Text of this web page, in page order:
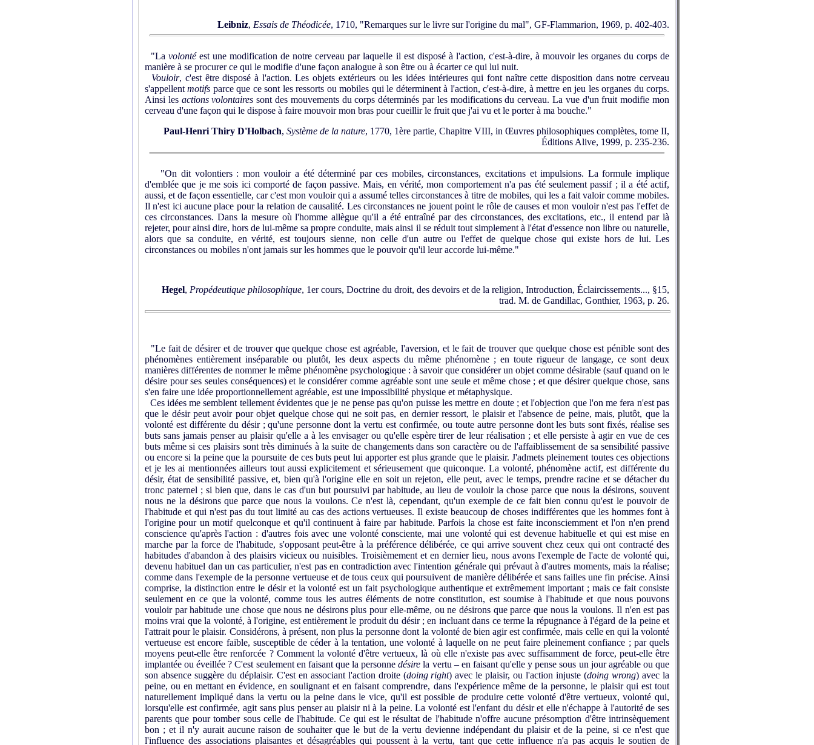
Leibniz, Essais de Théodicée, 1710, "Remarques sur le livre sur l'origine du mal", GF-Flammarion, 1969, p. 402-403.
"Lavolontéest une modification de notre cerveau par laquelle il est disposé à l'action, c'est-à-dire, à mouvoir les organes du corps de
manière à se procurer ce qui le modifie d'une façon analogue à son être ou à écarter ce qui lui nuit.
Vouloir, c'est être disposé à l'action. Les objets extérieurs ou les idées intérieures qui font naître cette disposition dans notre cerveau
s'appellentmotifs parce que ce sont les ressorts ou mobiles qui le déterminent à l'action, c'est-à-dire, à mettre en jeu les organes du corps.
Ainsi les actions volontaires sont des mouvements du corps déterminés par les modifications du cerveau. La vue d'un fruit modifie mon
cerveau d'une façon qui le dispose à faire mouvoir mon bras pour cueillir le fruit que j'ai vu et le porter à ma bouche."
Paul-Henri Thiry D'Holbach, Système de la nature, 1770, 1ère partie, Chapitre VIII, in Œuvres philosophiques complètes, tome II,
Éditions Alive, 1999, p. 235-236.
"On dit volontiers : mon vouloir a été déterminé par ces mobiles, circonstances, excitations et impulsions. La formule implique
d'emblée que je me sois ici comporté de façon passive. Mais, en vérité, mon comportement n'a pas été seulement passif ; il a été actif,
aussi, et de façon essentielle, car c'est mon vouloir qui a assumé telles circonstances à titre de mobiles, qui les a fait valoir comme mobiles.
Il n'est ici aucune place pour la relation de causalité. Les circonstances ne jouent point le rôle de causes et mon vouloir n'est pas l'effet de
ces circonstances. Dans la mesure où l'homme allègue qu'il a été entraîné par des circonstances, des excitations, etc., il entend par là
rejeter, pour ainsi dire, hors de lui-même sa propre conduite, mais ainsi il se réduit tout simplement à l'état d'essence non libre ou naturelle,
alors que sa conduite, en vérité, est toujours sienne, non celle d'un autre ou l'effet de quelque chose qui existe hors de lui. Les
circonstances ou mobiles n'ont jamais sur les hommes que le pouvoir qu'il leur accorde lui-même."
Hegel, Propédeutique philosophique, 1er cours, Doctrine du droit, des devoirs et de la religion, Introduction, Éclaircissements..., §15,
trad. M. de Gandillac, Gonthier, 1963, p. 26.
"Le fait de désirer et de trouver que quelque chose est agréable, l'aversion, et le fait de trouver que quelque chose est pénible sont des
phénomènes entièrement inséparable ou plutôt, les deux aspects du même phénomène ; en toute rigueur de langage, ce sont deux
manières différentes de nommer le même phénomène psychologique : à savoir que consi­dérer un objet comme désirable (sauf quand on le
désire pour ses seules conséquences) et le considérer comme agréable sont une seule et même chose ; et que désirer quelque chose, sans
s'en faire une idée proportionnelle­ment agréable, est une impossibilité physique et méta­physique.
Ces idées me semblent tellement évidentes que je ne pense pas qu'on puisse les mettre en doute ; et l'objection que l'on me fera n'est pas
que le désir peut avoir pour objet quelque chose qui ne soit pas, en dernier ressort, le plaisir et l'absence de peine, mais, plu­tôt, que la
volonté est différente du désir ; qu'une per­sonne dont la vertu est confirmée, ou toute autre personne dont les buts sont fixés, réalise ses
buts sans jamais penser au plaisir qu'elle a à les envisager ou qu'elle espère tirer de leur réalisation ; et elle persiste à agir en vue de ces
buts même si ces plaisirs sont très diminués à la suite de changements dans son caractère ou de l'affaiblissement de sa sensibilité passive
ou encore si la peine que la poursuite de ces buts peut lui apporter est plus grande que le plaisir. J'admets pleine­ment toutes ces objections
et je les ai mentionnées ailleurs tout aussi explicitement et sérieusement que qui­conque. La volonté, phénomène actif, est différente du
désir, état de sensibilité passive, et, bien qu'à l'origine elle en soit un rejeton, elle peut, avec le temps, prendre racine et se détacher du
tronc paternel ; si bien que, dans le cas d'un but poursuivi par habitude, au lieu de vouloir la chose parce que nous la désirons, souvent
nous ne la désirons que parce que nous la voulons. Ce n'est là, cependant, qu'un exemple de ce fait bien connu qu'est le pouvoir de
l'habitude et qui n'est pas du tout limité au cas des actions vertueuses. Il existe beaucoup de choses indifférentes que les hommes font à
l'origine pour un motif quelconque et qu'il conti­nuent à faire par habitude. Parfois la chose est faite inconsciemment et l'on n'en prend
conscience qu'après l'action : d'autres fois avec une volonté consciente, mai une volonté qui est devenue habituelle et qui est mise en
marche par la force de l'habitude, s'opposant peut-être à la préférence délibérée, ce qui arrive sou­vent chez ceux qui ont contracté des
habitudes d'abandon à des plaisirs vicieux ou nuisibles. Troisièmement et en dernier lieu, nous avons l'exemple de l'acte de volonté qui,
devenu habituel dan un cas par­ticulier, n'est pas en contradiction avec l'intention générale qui prévaut à d'autres moments, mais la réa­lise;
comme dans l'exemple de la personne vertueuse et de tous ceux qui poursuivent de manière délibérée et sans failles une fin précise. Ainsi
comprise, la distinction entre le désir et la volonté est un fait psycholo­gique authentique et extrêmement important ; mais ce fait consiste
seulement en ce que la volonté, comme tous les autres éléments de notre constitution, est sou­mise à l'habitude et que nous pouvons
vouloir par habitude une chose que nous ne désirons plus pour elle-même, ou ne désirons que parce que nous la vou­lons. Il n'en est pas
moins vrai que la volonté, à l'origine, est entièrement le produit du désir ; en incluant dans ce terme la répugnance à l'égard de la peine et
l'attrait pour le plaisir. Considérons, à présent, non plus la personne dont la volonté de bien agir est confirmée, mais celle en qui la volonté
vertueuse est encore faible, susceptible de céder à la tentation, une volonté à laquelle on ne peut faire pleinement con­fiance ; par quels
moyens peut-elle être renforcée ? Comment la volonté d'être vertueux, là où elle n'existe pas avec suffisamment de force, peut-elle être
implantée ou éveillée ? C'est seulement en faisant que la personne désire la vertu – en faisant qu'elle y pense sous un jour agréable ou que
son absence suggère du déplaisir. C'est en associant l'action droite (doing right) avec le plaisir, ou l'action injuste (doing wrong) avec la
peine, ou en mettant en évidence, en soulignant et en faisant comprendre, dans l'expérience même de la per­sonne, le plaisir qui est tout
naturellement impliqué dans la vertu ou la peine dans le vice, qu'il est possible de produire cette volonté d'être vertueux, volonté qui,
lorsqu'elle est confirmée, agit sans plus penser au plai­sir ni à la peine. La volonté est l'enfant du désir et elle n'échappe à l'autorité de ses
parents que pour tomber sous celle de l'habitude. Ce qui est le résultat de l'habitude n'offre aucune présomption d'être intrinsè­quement
bon ; et il n'y aurait aucune raison de souhai­ter que le but de la vertu devienne indépendant du plaisir et de la peine, si ce n'est que
l'influence des associations plaisantes et désagréables qui poussent à la vertu, tant que cette influence n'a pas acquis le soutien de